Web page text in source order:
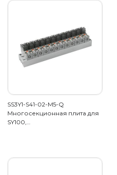
SS3Y1-S41-02-M5-Q
Многосекционная плита для
SY100,…